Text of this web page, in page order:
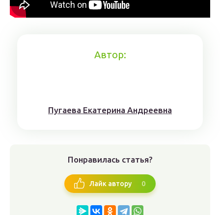
Автор:
Пугaeва Eкатеринa Aндрeeвна
Понравилась статья?
Лайк автору 0